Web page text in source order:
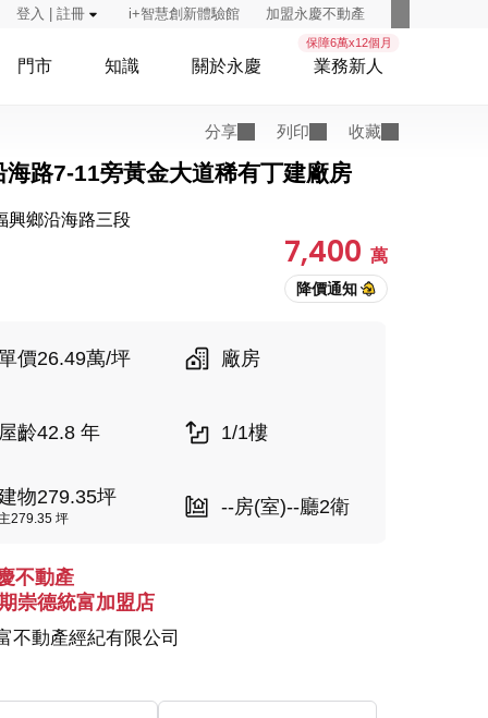
登入 | 註冊 i+智慧創新體驗館 加盟永慶不動產
門市 知識 關於永慶
保障6萬x12個月
業務新人
分享 列印 收藏
海路7-11旁黃金大道稀有丁建廠房
興鄉沿海路三段
7,400 萬
價26.49萬/坪 廠房
齡42.8 年 1/1樓
物279.35坪
279.35 坪
--房(室)--廳2衛
不動產
崇德統富加盟店
不動產經紀有限公司